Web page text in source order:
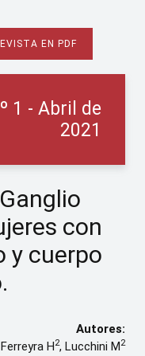
EN PDF
1 - Abril de
2021
con
y cuerpo
Autores:
H2, Lucchini M2